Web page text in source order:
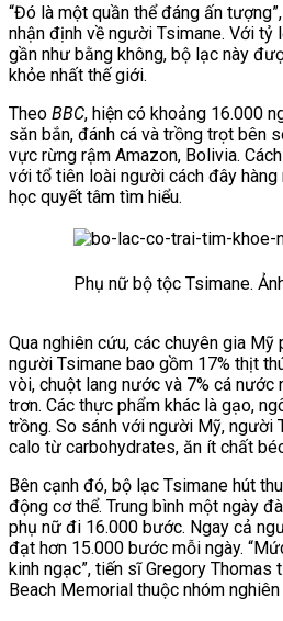
“Đó là một quần thể đáng ấn
nhận định về người Tsimane. Với tỷ
gần như bằng không, bộ lạc này
khỏe nhất thế giới.
Theo BBC, hiện có khoảng 16.000
săn bắn, đánh cá và trồng trọt bên
vực rừng rậm Amazon, Bolivia.
với tổ tiên loài người cách đây hàng
học quyết tâm tìm hiểu.
Phụ nữ bộ tộc Tsimane.
Qua nghiên cứu, các chuyên gia Mỹ
người Tsimane bao gồm 17% thịt
vòi, chuột lang nước và 7% cá nước
trơn. Các thực phẩm khác là gạo,
trồng. So sánh với người Mỹ, người
calo từ carbohydrates, ăn ít chất
Bên cạnh đó, bộ lạc Tsimane hút
động cơ thể. Trung bình một ngày
phụ nữ đi 16.000 bước. Ngay cả
đạt hơn 15.000 bước mỗi ngày.
kinh ngạc”, tiến sĩ Gregory Thomas
Beach Memorial thuộc nhóm